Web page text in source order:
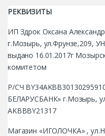
РЕКВИЗИТЫ
ИП Здрок Оксана
г.Мозырь, ул.Фрунзе,209,
выдано 16.01.2017г
комитетом
Р/СЧ
БЕЛАРУСБАНК» г.Мозырь,
AKBBBY21317
Магазин «ИГОЛОЧКА» ,